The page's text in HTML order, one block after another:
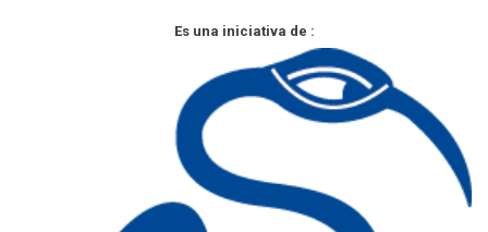
Es una iniciativa de :